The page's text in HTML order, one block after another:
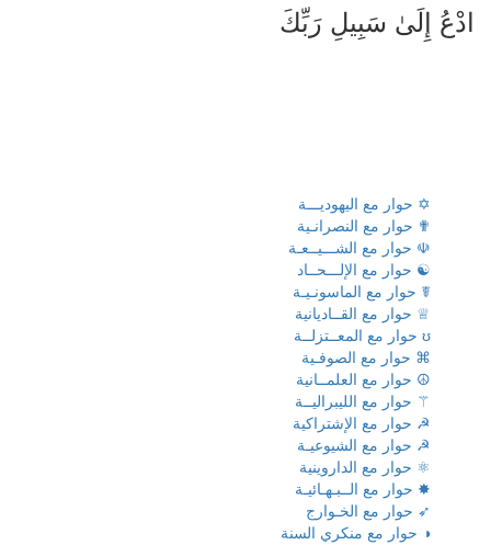
ادْعُ إِلَىٰ سَبِيلِ رَبِّكَ
✡ حوار مع اليهوديـــة
✟ حوار مع النصرانـية
☫ حوار مع الشـــيــعـة
☯ حوار مع الإلـــحــاد
☤ حوار مع الماسونـيـة
♕ حوار مع القــاديانية
ʊ حوار مع المعــتزلــة
⌘ حوار مع الصوفـية
☮ حوار مع العلمــانية
⚚ حوار مع الليبراليــة
☭ حوار مع الإشتراكية
☭ حوار مع الشيوعيـة
⚛ حوار مع الداروينية
✸ حوار مع الــبـهـائيـة
➶ حوار مع الخـوارج
◑ حوار مع منكري السنة